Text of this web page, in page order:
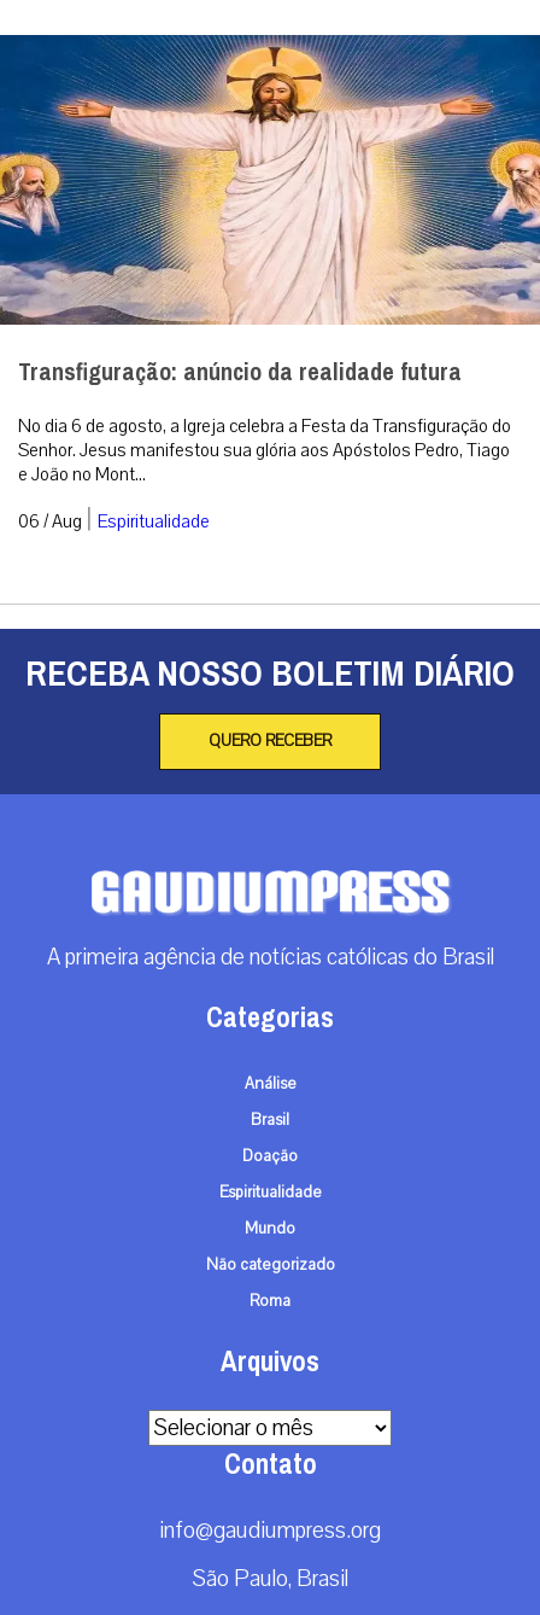
Transfiguração: anúncio da realidade futura
No dia 6 de agosto, a Igreja celebra a Festa da Transfiguração do
Senhor. Jesus manifestou sua glória aos Apóstolos Pedro, Tiago
e João no Mont...
06 / Aug | Espiritualidade
RECEBA NOSSO BOLETIM DIÁRIO
QUERO RECEBER
A primeira agência de notícias católicas do Brasil
Categorias
Análise
Brasil
Doação
Espiritualidade
Mundo
Não categorizado
Roma
Arquivos
Arquivos
Contato
info@gaudiumpress.org
São Paulo, Brasil